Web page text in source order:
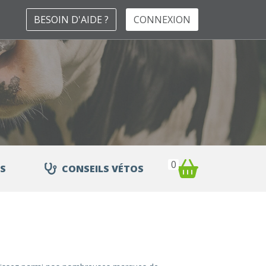
BESOIN D'AIDE ? CONNEXION
CONSEILS VÉTOS 0